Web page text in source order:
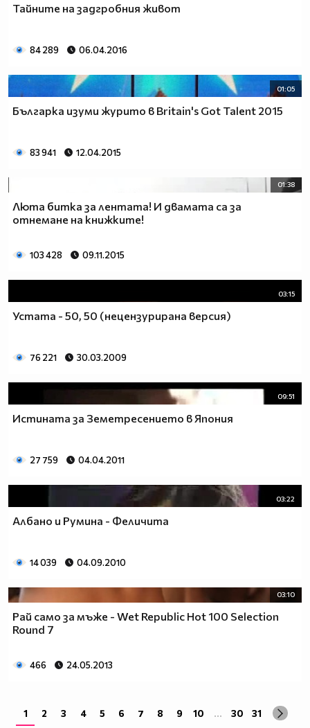
Тайните на задгробния живот
84 289 06.04.2016
01:05
Българка изуми журито в Britain's Got Talent 2015
83 941 12.04.2015
01:38
Люта битка за лентата! И двамата са за
отнемане на книжките!
103 428 09.11.2015
03:15
Устата - 50, 50 (нецензурирана версия)
76 221 30.03.2009
09:51
Истината за Земетресението в Япония
27 759 04.04.2011
03:22
Албано и Румина - Феличита
14 039 04.09.2010
03:10
Рай само за мъже - Wet Republic Hot 100 Selection
Round 7
466 24.05.2013
1 2 3 4 5 6 7 8 9 10 ... 30 31